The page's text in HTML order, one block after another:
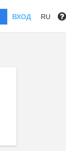
ВХОД RU